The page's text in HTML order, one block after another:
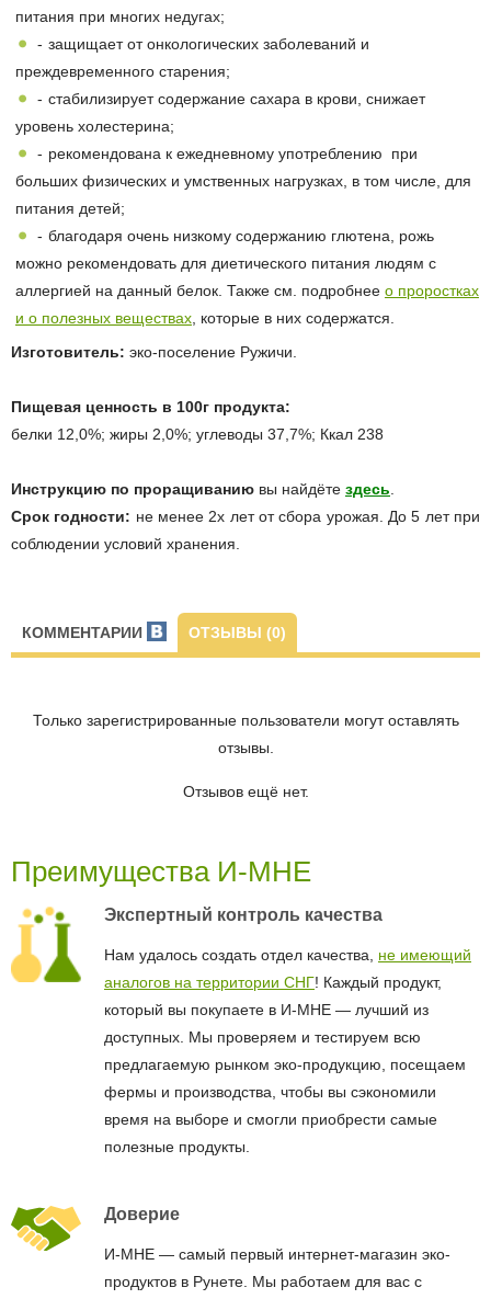
питания при многих недугах;
защищает от онкологических заболеваний и
преждевременного старения;
стабилизирует содержание сахара в крови, снижает
уровень холестерина;
рекомендована к ежедневному употреблению при
больших физических и умственных нагрузках, в том числе, для
питания детей;
благодаря очень низкому содержанию глютена, рожь
можно рекомендовать для диетического питания людям с
аллергией на данный белок. Также см. подробнее о проростках
и о полезных веществах , которые в них содержатся.
Изготовитель: эко-поселение Ружичи.
Пищевая ценность в 100г продукта:
белки 12,0%; жиры 2,0%; углеводы 37,7%; Ккал 238
Инструкцию по проращиванию вы найдёте здесь
Срок годности: не менее 2х лет от сбора урожая. До 5 лет при
соблюдении условий хранения.
КОММЕНТАРИИ ОТЗЫВЫ (0)
Только зарегистрированные пользователи могут оставлять
отзывы.
Отзывов ещё нет.
Преимущества И-МНЕ
Экспертный контроль качества
Нам удалось создать отдел качества, не имеющий
аналогов на территории СНГ! Каждый продукт,
который вы покупаете в И-МНЕ — лучший из
доступных. Мы проверяем и тестируем всю
предлагаемую рынком эко-продукцию, посещаем
фермы и производства, чтобы вы сэкономили
время на выборе и смогли приобрести самые
полезные продукты.
Доверие
И-МНЕ — самый первый интернет-магазин эко-
продуктов в Рунете. Мы работаем для вас с